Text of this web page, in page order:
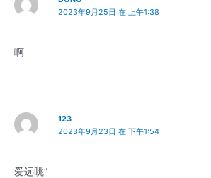
2023年9月25日 在 上午1:38
啊
123
2023年9月23日 在 下午1:54
爱远眺”